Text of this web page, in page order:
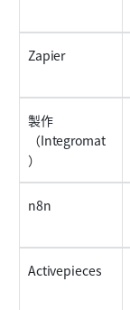
Zapier
製作
（Integromat
）
n8n
Activepieces